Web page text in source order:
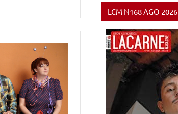
LCM N168 AGO 2026